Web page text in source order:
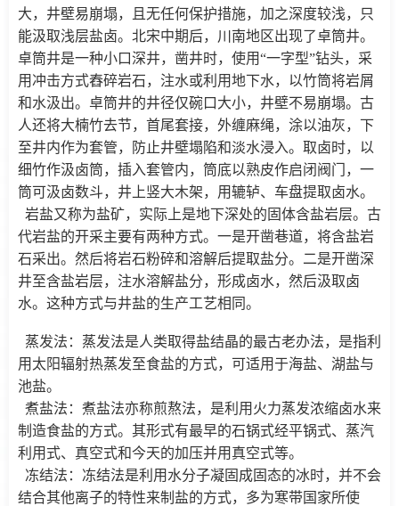
大，井壁易崩塌，且无任何保护措施，加之深度较浅，只
能汲取浅层盐卤。北宋中期后，川南地区出现了卓筒井。
卓筒井是一种小口深井，凿井时，使用“一字型”钻头，采
用冲击方式舂碎岩石，注水或利用地下水，以竹筒将岩屑
和水汲出。卓筒井的井径仅碗口大小，井壁不易崩塌。古
人还将大楠竹去节，首尾套接，外缠麻绳，涂以油灰，下
至井内作为套管，防止井壁塌陷和淡水浸入。取卤时，以
细竹作汲卤筒，插入套管内，筒底以熟皮作启闭阀门，一
筒可汲卤数斗，井上竖大木架，用辘轳、车盘提取卤水。
岩盐又称为盐矿，实际上是地下深处的固体含盐岩层。古
代岩盐的开采主要有两种方式。一是开凿巷道，将含盐岩
石采出。然后将岩石粉碎和溶解后提取盐分。二是开凿深
井至含盐岩层，注水溶解盐分，形成卤水，然后汲取卤
水。这种方式与井盐的生产工艺相同。
蒸发法：蒸发法是人类取得盐结晶的最古老办法，是指利
用太阳辐射热蒸发至食盐的方式，可适用于海盐、湖盐与
池盐。
煮盐法：煮盐法亦称煎熬法，是利用火力蒸发浓缩卤水来
制造食盐的方式。其形式有最早的石锅式经平锅式、蒸汽
利用式、真空式和今天的加压并用真空式等。
冻结法：冻结法是利用水分子凝固成固态的冰时，并不会
结合其他离子的特性来制盐的方式，多为寒带国家所使